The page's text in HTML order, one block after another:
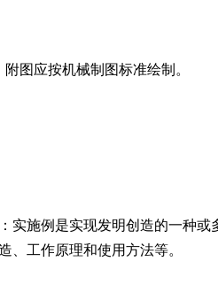
图应按机械制图标准绘制。
实施例是实现发明创造的⼀种
、⼯作原理和使⽤⽅法等。